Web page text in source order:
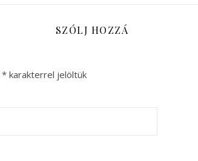
SZÓLJ HOZZÁ
* karakterrel jelöltük